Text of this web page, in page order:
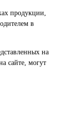
продукции,
в
на
сайте, могут